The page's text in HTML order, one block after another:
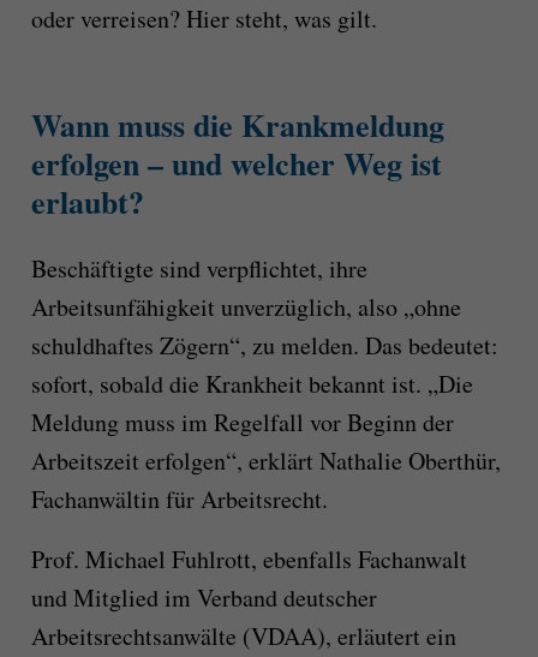
oder verreisen? Hier steht, was gilt.
Wann muss die Krankmeldung
erfolgen – und welcher Weg ist
erlaubt?
Beschäftigte sind verpflichtet, ihre
Arbeitsunfähigkeit unverzüglich, also „ohne
schuldhaftes Zögern“, zu melden. Das bedeutet:
sofort, sobald die Krankheit bekannt ist. „Die
Meldung muss im Regelfall vor Beginn der
Arbeitszeit erfolgen“, erklärt Nathalie Oberthür,
Fachanwältin für Arbeitsrecht.
Prof. Michael Fuhlrott, ebenfalls Fachanwalt
und Mitglied im Verband deutscher
Arbeitsrechtsanwälte (VDAA), erläutert ein